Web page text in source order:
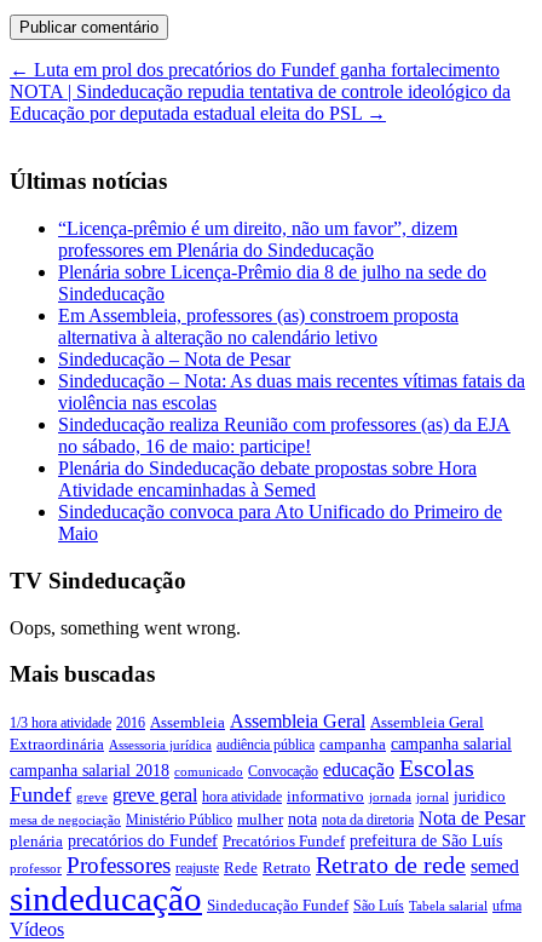
← Luta em prol dos precatórios do Fundef ganha fortalecimento
NOTA | Sindeducação repudia tentativa de controle ideológico da
Educação por deputada estadual eleita do PSL →
Últimas notícias
“Licença-prêmio é um direito, não um favor”, dizem
professores em Plenária do Sindeducação
Plenária sobre Licença-Prêmio dia 8 de julho na sede do
Sindeducação
Em Assembleia, professores (as) constroem proposta
alternativa à alteração no calendário letivo
Sindeducação – Nota de Pesar
Sindeducação – Nota: As duas mais recentes vítimas fatais da
violência nas escolas
Sindeducação realiza Reunião com professores (as) da EJA
no sábado, 16 de maio: participe!
Plenária do Sindeducação debate propostas sobre Hora
Atividade encaminhadas à Semed
Sindeducação convoca para Ato Unificado do Primeiro de
Maio
TV Sindeducação
Oops, something went wrong.
Mais buscadas
1/3 hora atividade 2016 Assembleia Assembleia Geral Assembleia Geral
Extraordinária Assessoria jurídica audiência pública campanha campanha salarial
campanha salarial 2018 comunicado Convocação educação Escolas
Fundef greve greve geral hora atividade informativo jornada jornal juridico
mesa de negociação Ministério Público mulher nota nota da diretoria Nota de Pesar
plenária precatórios do Fundef Precatórios Fundef prefeitura de São Luís
professor Professores reajuste Rede Retrato Retrato de rede semed
sindeducação Sindeducação Fundef São Luís Tabela salarial ufma
Vídeos